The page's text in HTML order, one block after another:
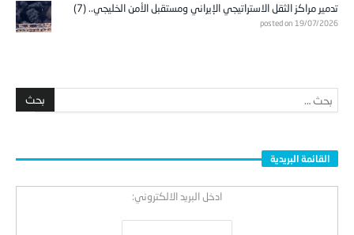
تدمير مراكز الثقل الاستراتيجي الإيراني ومستقبل الأمن الخليجي.. (7)
posted on 19/07/2026
القائمة البريدية
ادخل البريد الالكتروني: